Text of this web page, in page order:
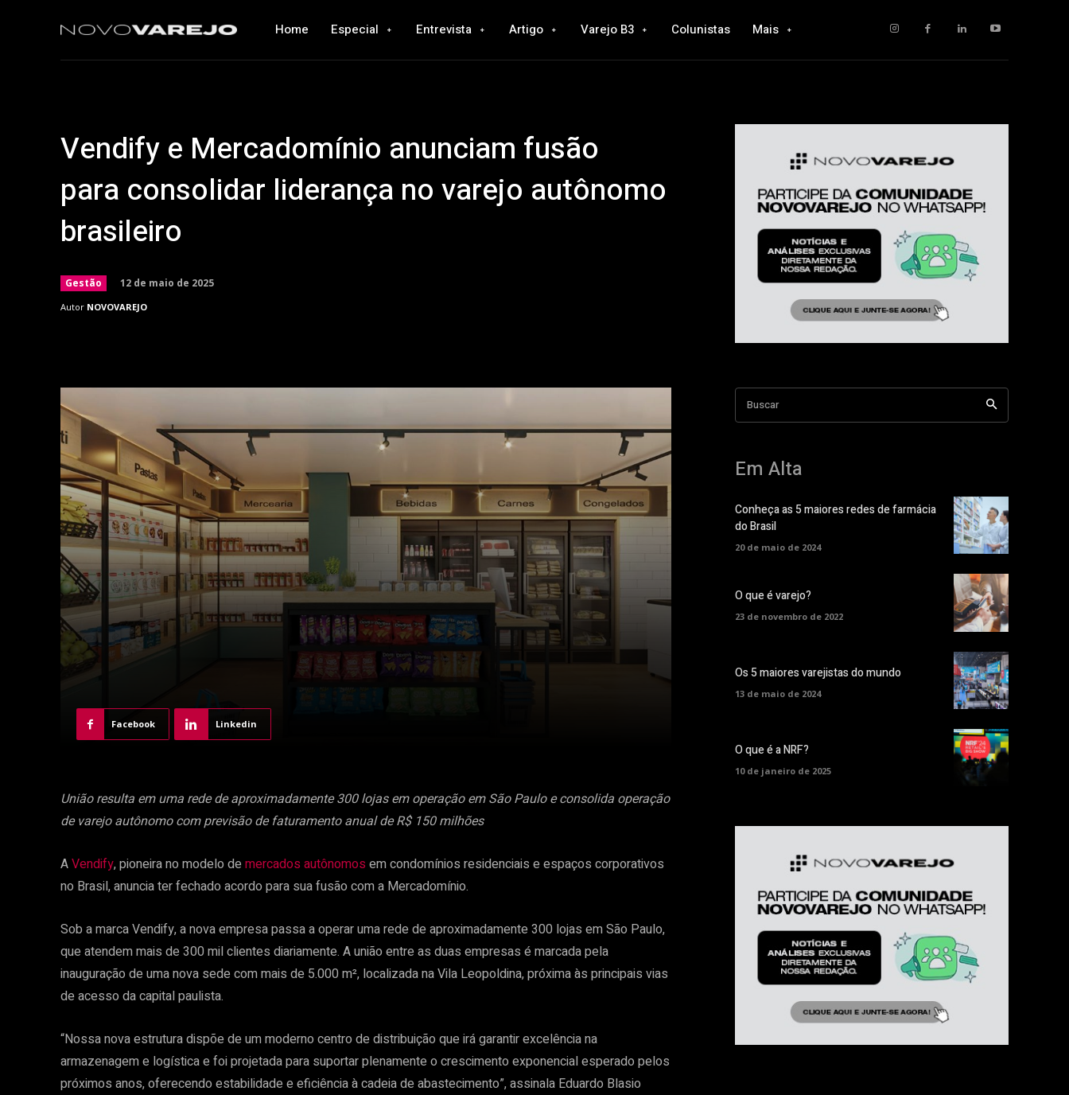
Home Especial Entrevista Artigo Varejo B3 Colunistas Mais
Vendify e Mercadomínio anunciam fusão
para consolidar liderança no varejo autônomo
brasileiro
Gestão 12 de maio de 2025
Autor NOVOVAREJO
Facebook Linkedin
União resulta em uma rede de aproximadamente 300 lojas em operação em São Paulo e consolida operação
de varejo autônomo com previsão de faturamento anual de R$ 150 milhões
AVendify, pioneira no modelo de mercados autônomos em condomínios residenciais e espaços corporativos
no Brasil, anuncia ter fechado acordo para sua fusão com a Mercadomínio.
Sob a marca Vendify, a nova empresa passa a operar uma rede de aproximadamente 300 lojas em São Paulo,
que atendem mais de 300 mil clientes diariamente. A união entre as duas empresas é marcada pela
inauguração de uma nova sede com mais de 5.000 m², localizada na Vila Leopoldina, próxima às principais vias
de acesso da capital paulista.
“Nossa nova estrutura dispõe de um moderno centro de distribuição que irá garantir excelência na
armazenagem e logística e foi projetada para suportar plenamente o crescimento exponencial esperado pelos
próximos anos, oferecendo estabilidade e eficiência à cadeia de abastecimento”, assinala Eduardo Blasio
Buscar
Em Alta
Conheça as 5 maiores redes de farmácia
do Brasil
20 de maio de 2024
O que é varejo?
23 de novembro de 2022
Os 5 maiores varejistas do mundo
13 de maio de 2024
O que é a NRF?
10 de janeiro de 2025